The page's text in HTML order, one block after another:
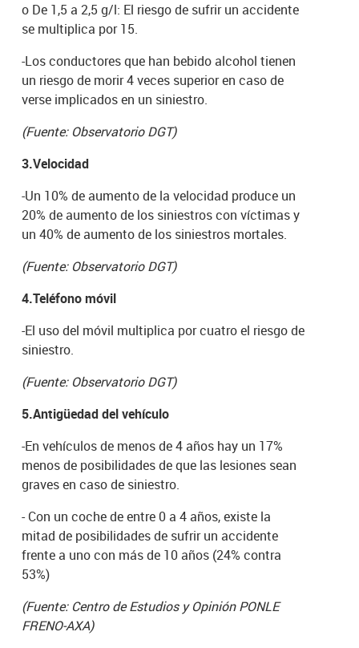
o De 1,5 a 2,5 g/l: El riesgo de sufrir un accidente
se multiplica por 15.
-Los conductores que han bebido alcohol tienen
un riesgo de morir 4 veces superior en caso de
verse implicados en un siniestro.
(Fuente: Observatorio DGT)
3.Velocidad
-Un 10% de aumento de la velocidad produce un
20% de aumento de los siniestros con víctimas y
un 40% de aumento de los siniestros mortales.
(Fuente: Observatorio DGT)
4.Teléfono móvil
-El uso del móvil multiplica por cuatro el riesgo de
siniestro.
(Fuente: Observatorio DGT)
5.Antigüedad del vehículo
-En vehículos de menos de 4 años hay un 17%
menos de posibilidades de que las lesiones sean
graves en caso de siniestro.
- Con un coche de entre 0 a 4 años, existe la
mitad de posibilidades de sufrir un accidente
frente a uno con más de 10 años (24% contra
53%)
(Fuente: Centro de Estudios y Opinión PONLE
FRENO-AXA)